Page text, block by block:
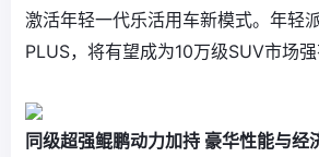
激活年轻一代乐活用车新模式。年轻
PLUS，将有望成为10万级SUV市场强
同级超强鲲鹏动力加持 豪华性能与经